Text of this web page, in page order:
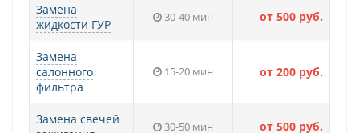
Замена
жидкости ГУР
30-40 мин от 500 руб.
Замена
салонного
фильтра
15-20 мин от 200 руб.
Замена свечей
30-50 мин от 500 руб.